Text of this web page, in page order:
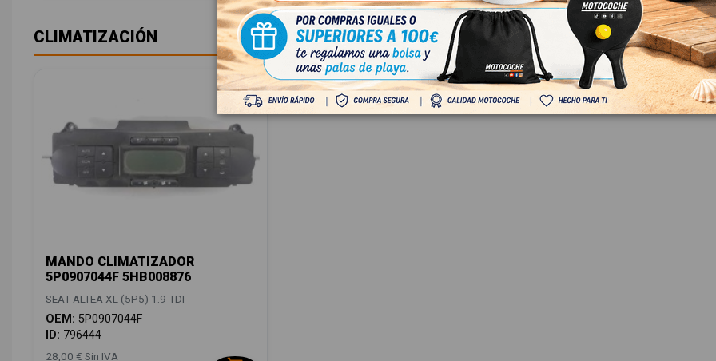
CLIMATIZACIÓN
MANDO CLIMATIZADOR
5P0907044F 5HB008876
SEAT ALTEA XL (5P5) 1.9 TDI
OEM: 5P0907044F
ID: 796444
28,00 € Sin IVA